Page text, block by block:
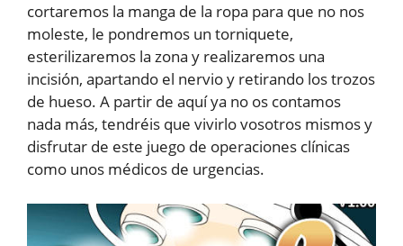
cortaremos la manga de la ropa para que no nos
moleste, le pondremos un torniquete,
esterilizaremos la zona y realizaremos una
incisión, apartando el nervio y retirando los trozos
de hueso. A partir de aquí ya no os contamos
nada más, tendréis que vivirlo vosotros mismos y
disfrutar de este juego de operaciones clínicas
como unos médicos de urgencias.